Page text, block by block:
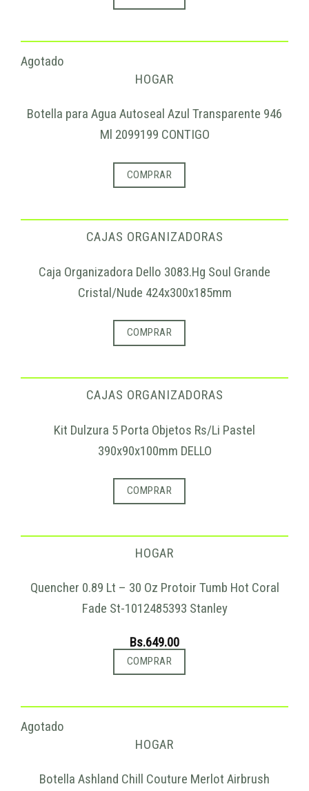
Agotado
HOGAR
Botella para Agua Autoseal Azul Transparente 946
Ml 2099199 CONTIGO
COMPRAR
CAJAS ORGANIZADORAS
Caja Organizadora Dello 3083.Hg Soul Grande
Cristal/Nude 424x300x185mm
COMPRAR
CAJAS ORGANIZADORAS
Kit Dulzura 5 Porta Objetos Rs/Li Pastel
390x90x100mm DELLO
COMPRAR
HOGAR
Quencher 0.89 Lt – 30 Oz Protoir Tumb Hot Coral
Fade St-1012485393 Stanley
Bs.649.00
COMPRAR
Agotado
HOGAR
Botella Ashland Chill Couture Merlot Airbrush